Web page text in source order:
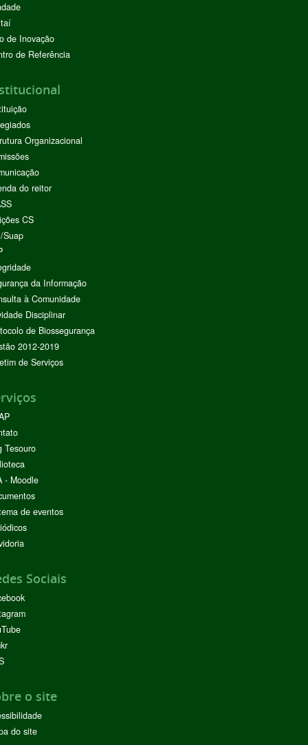
de Inovação
de Referência
Organizacional
do reitor
CS
Suap
da Informação
à Comunidade
Disciplinar
de Biossegurança
2012-2019
de Serviços
Tesouro
- Moodle
de eventos
Sociais
o site
do site